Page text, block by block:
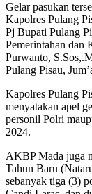
Gelar pasukan
Kapolres Pulang
Pj Bupati Pulang
Pemerintahan dan
Purwanto,
Pulang Pisau,
Kapolres Pulang
menyatakan apel
personil Polri
2024.
AKBP Mada juga
Tahun Baru
sebanyak tiga (3)